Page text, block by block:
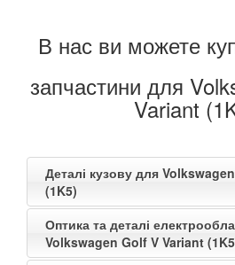
В нас ви можете
запчастини для
Variant
Деталі кузову для
(1K5)
Оптика та деталі
Volkswagen Golf V Variant